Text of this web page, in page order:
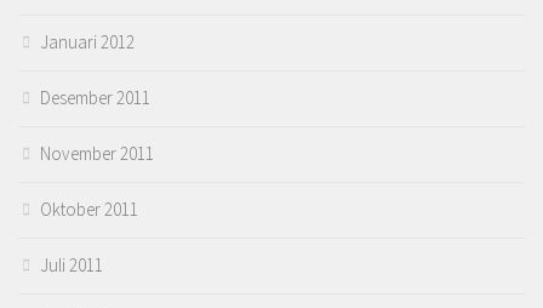
Januari 2012
Desember 2011
November 2011
Oktober 2011
Juli 2011